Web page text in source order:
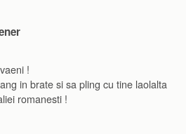
!
in brate si sa pling cu tine laolalta
romanesti !